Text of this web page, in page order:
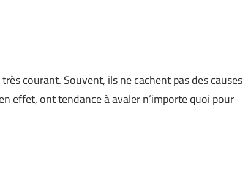
courant. Souvent, ils ne cachent pas des causes
effet, ont tendance à avaler n’importe quoi pour